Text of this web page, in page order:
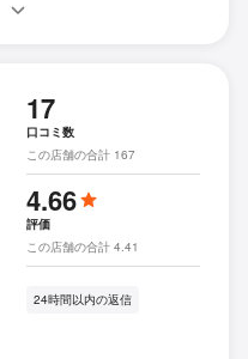
17
口コミ数
この店舗の合計 167
4.66
評価
この店舗の合計 4.41
24時間以内の返信